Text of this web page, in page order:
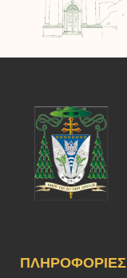
ΠΛΗΡΟΦΟΡΊΕΣ